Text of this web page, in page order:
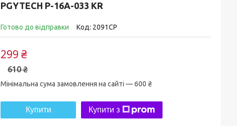
PGYTECH P-16A-033 KR
Готово до відправки Код: 2091CP
610 ₴
299 ₴
Мінімальна сума замовлення на сайті — 600 ₴
Купити Купити з